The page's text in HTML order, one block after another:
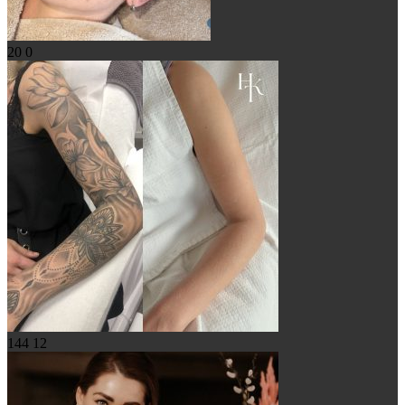
20 0
144 12